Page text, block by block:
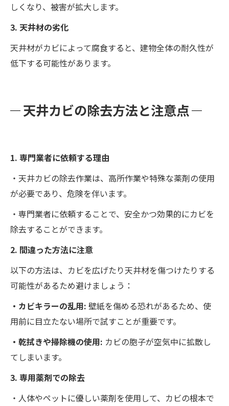
しくなり、被害が拡大します。
3. 天井材の劣化
天井材がカビによって腐食すると、建物全体の耐久性が
低下する可能性があります。
天井カビの除去方法と注意点
1. 専門業者に依頼する理由
・天井カビの除去作業は、高所作業や特殊な薬剤の使用
が必要であり、危険を伴います。
・専門業者に依頼することで、安全かつ効果的にカビを
除去することができます。
2. 間違った方法に注意
以下の方法は、カビを広げたり天井材を傷つけたりする
可能性があるため避けましょう：
・カビキラーの乱用: 壁紙を傷める恐れがあるため、使
用前に目立たない場所で試すことが重要です。
・乾拭きや掃除機の使用: カビの胞子が空気中に拡散し
てしまいます。
3. 専用薬剤での除去
・人体やペットに優しい薬剤を使用して、カビの根本で